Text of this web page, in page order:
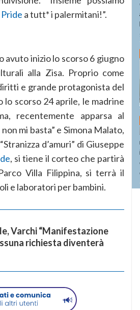
Pride a tutt* i palermitani!”.
avuto inizio lo scorso 6 giugno
alla Zisa. Proprio come
e grande protagonista del
scorso 24 aprile, le madrine
recentemente apparsa al
mi basta” e Simona Malato,
d’amuri” di Giuseppe
, si tiene il corteo che partirà
Villa Filippina, si terrà il
e laboratori per bambini.
Varchi “Manifestazione
richiesta diventerà